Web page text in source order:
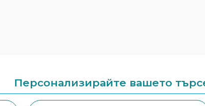
Персонализирайте вашето